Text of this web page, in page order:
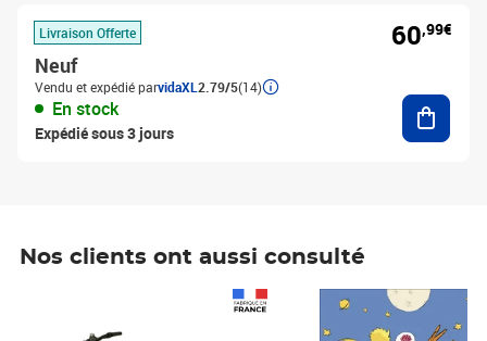
Livraison Offerte
Neuf
Vendu et expédié parvidaXL 2.79/5(14)
En stock
Expédié sous 3 jours
60,99€
Nos clients ont aussi consulté
Prix 7,50€